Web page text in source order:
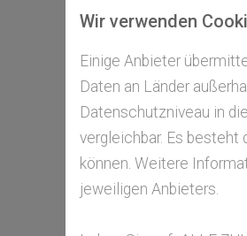
Wir verwenden
Einige Anbieter
Daten an Länder
Datenschutzniveau in
vergleichbar. Es besteht
können. Weitere
jeweiligen Anbieters.